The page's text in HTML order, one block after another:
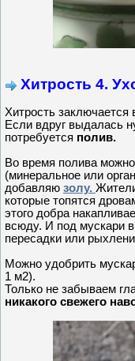
Хитрость 4.
Хитрость заключается
Если вдруг выдалась
потребуется полив.
Во время полива
(минеральное или
добавляю золу.
которые топятся
этого добра
всюду. И под мускари
пересадки или
Можно удобрить
1 м2).
Только не забываем
никакого свежего